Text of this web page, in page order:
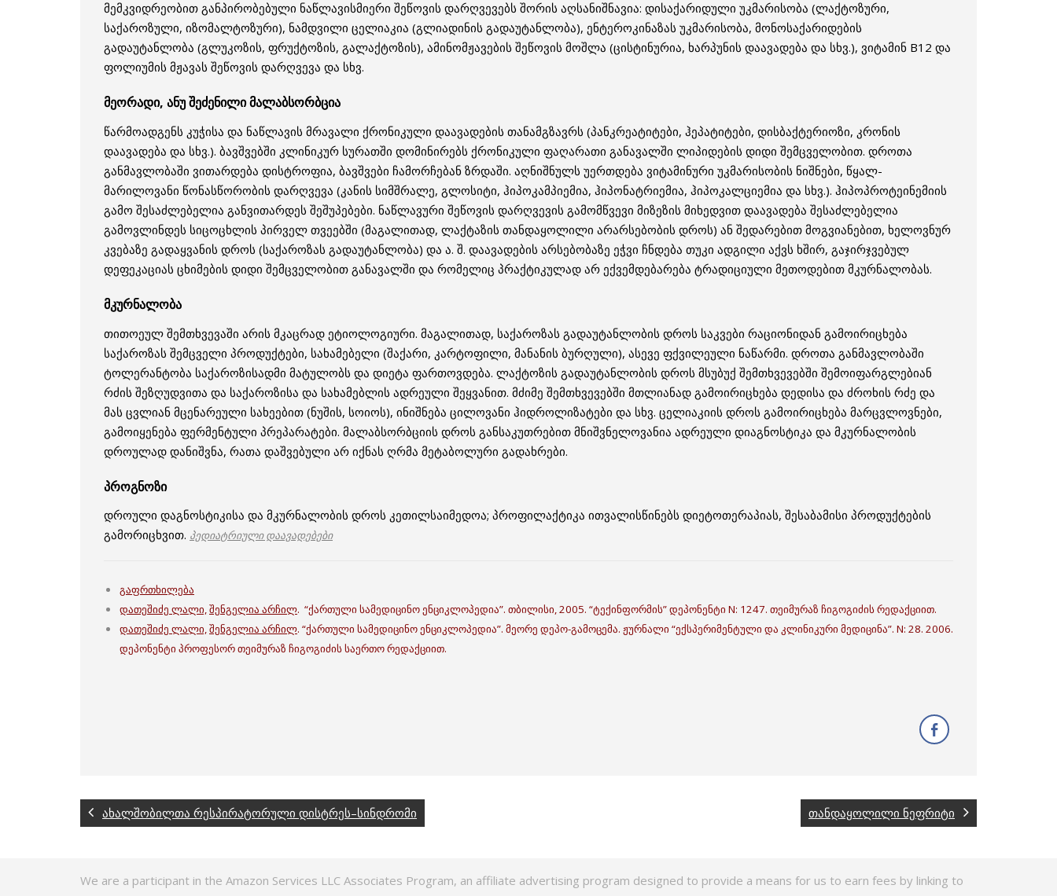
მემკვიდრეობით განპირობებული ნაწლავისმიერი შეწოვის დარღვევებს შორის აღსანიშნავია: დისაქარიდული უკმარისობა (ლაქტოზური,
საქაროზული, იზომალტოზური), ნამდვილი ცელიაკია (გლიადინის გადაუტანლობა), ენტეროკინაზას უკმარისობა, მონოსაქარიდების
გადაუტანლობა (გლუკოზის, ფრუქტოზის, გალაქტოზის), ამინომჟავების შეწოვის მოშლა (ცისტინურია, ხარპუნის დაავადება და სხვ.), ვიტამინ В12 და
ფოლიუმის მჟავას შეწოვის დარღვევა და სხვ.
მეორადი, ანუ შეძენილი მალაბსორბცია
წარმოადგენს კუჭისა და ნაწლავის მრავალი ქრონიკული დაავადების თანამგზავრს (პანკრეატიტები, ჰეპატიტები, დისბაქტერიოზი, კრონის
დაავადება და სხვ.). ბავშვებში კლინიკურ სურათში დომინირებს ქრონიკული ფაღარათი განავალში ლიპიდების დიდი შემცველობით. დროთა
განმავლობაში ვითარდება დისტროფია, ბავშვები ჩამორჩებან ზრდაში. აღნიშნულს უერთდება ვიტამინური უკმარისობის ნიშნები, წყალ-
მარილოვანი წონასწორობის დარღვევა (კანის სიმშრალე, გლოსიტი, ჰიპოკამპიემია, ჰიპონატრიემია, ჰიპოკალციემია და სხვ.). ჰიპოპროტეინემიის
გამო შესაძლებელია განვითარდეს შეშუპებები. ნაწლავური შეწოვის დარღვევის გამომწვევი მიზეზის მიხედვით დაავადება შესაძლებელია
გამოვლინდეს სიცოცხლის პირველ თვეებში (მაგალითად, ლაქტაზის თანდაყოლილი არარსებობის დროს) ან შედარებით მოგვიანებით, ხელოვნურ
კვებაზე გადაყვანის დროს (საქაროზას გადაუტანლობა) და ა. შ. დაავადების არსებობაზე ეჭვი ჩნდება თუკი ადგილი აქვს ხშირ, გაჯირჯვებულ
დეფეკაციას ცხიმების დიდი შემცველობით განავალში და რომელიც პრაქტიკულად არ ექვემდებარება ტრადიციული მეთოდებით მკურნალობას.
მკურნალობა
თითოეულ შემთხვევაში არის მკაცრად ეტიოლოგიური. მაგალითად, საქაროზას გადაუტანლობის დროს საკვები რაციონიდან გამოირიცხება
საქაროზას შემცველი პროდუქტები, სახამებელი (შაქარი, კარტოფილი, მანანის ბურღული), ასევე ფქვილეული ნაწარმი. დროთა განმავლობაში
ტოლერანტობა საქაროზისადმი მატულობს და დიეტა ფართოვდება. ლაქტოზის გადაუტანლობის დროს მსუბუქ შემთხვევებში შემოიფარგლებიან
რძის შეზღუდვითა და საქაროზისა და სახამებლის ადრეული შეყვანით. მძიმე შემთხვევებში მთლიანად გამოირიცხება დედისა და ძროხის რძე და
მას ცვლიან მცენარეული სახეებით (ნუშის, სოიოს), ინიშნება ცილოვანი ჰიდროლიზატები და სხვ. ცელიაკიის დროს გამოირიცხება მარცვლოვნები,
გამოიყენება ფერმენტული პრეპარატები. მალაბსორბციის დროს განსაკუთრებით მნიშვნელოვანია ადრეული დიაგნოსტიკა და მკურნალობის
დროულად დანიშვნა, რათა დაშვებული არ იქნას ღრმა მეტაბოლური გადახრები.
პროგნოზი
დროული დაგნოსტიკისა და მკურნალობის დროს კეთილსაიმედოა; პროფილაქტიკა ითვალისწინებს დიეტოთერაპიას, შესაბამისი პროდუქტების
გამორიცხვით. პედიატრიული დაავადებები
გაფრთხილება
დათეშიძე ლალი,შენგელია არჩილ. “ქართული სამედიცინო ენციკლოპედია”. თბილისი, 2005. “ტექინფორმის” დეპონენტი N: 1247. თეიმურაზ ჩიგოგიძის რედაქციით.
დათეშიძე ლალი,შენგელია არჩილ. “ქართული სამედიცინო ენციკლოპედია”. მეორე დეპო-გამოცემა. ჟურნალი “ექსპერიმენტული და კლინიკური მედიცინა”. N: 28. 2006.
დეპონენტი პროფესორ თეიმურაზ ჩიგოგიძის საერთო რედაქციით.
ახალშობილთა რესპირატორული დისტრეს–სინდრომი თანდაყოლილი ნეფრიტი
We are a participant in the Amazon Services LLC Associates Program, an affiliate advertising program designed to provide a means for us to earn fees by linking to